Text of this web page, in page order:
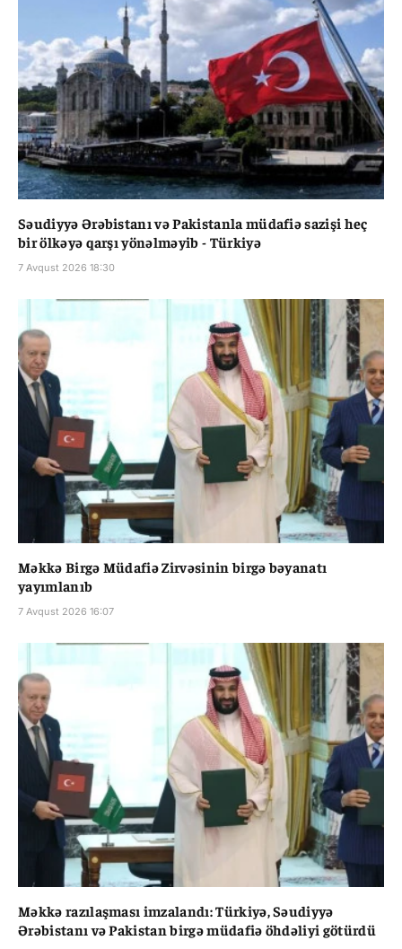
Səudiyyə Ərəbistanı və Pakistanla müdafiə sazişi heç
bir ölkəyə qarşı yönəlməyib - Türkiyə
7 Avqust 2026 18:30
Məkkə Birgə Müdafiə Zirvəsinin birgə bəyanatı
yayımlanıb
7 Avqust 2026 16:07
Məkkə razılaşması imzalandı: Türkiyə, Səudiyyə
Ərəbistanı və Pakistan birgə müdafiə öhdəliyi götürdü